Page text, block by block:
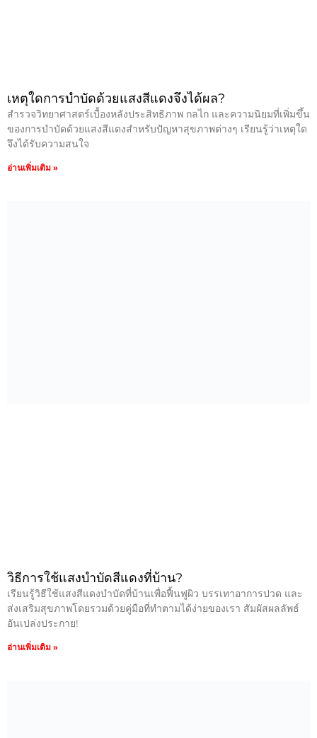
เหตุใดการบำบัดด้วยแสงสีแดงจึงได้ผล?
สำรวจวิทยาศาสตร์เบื้องหลังประสิทธิภาพ กลไก และความนิยมที่เพิ่มขึ้น
ของการบำบัดด้วยแสงสีแดงสำหรับปัญหาสุขภาพต่างๆ เรียนรู้ว่าเหตุใด
จึงได้รับความสนใจ
อ่านเพิ่มเติม »
วิธีการใช้แสงบำบัดสีแดงที่บ้าน?
เรียนรู้วิธีใช้แสงสีแดงบำบัดที่บ้านเพื่อฟื้นฟูผิว บรรเทาอาการปวด และ
ส่งเสริมสุขภาพโดยรวมด้วยคู่มือที่ทำตามได้ง่ายของเรา สัมผัสผลลัพธ์
อันเปล่งประกาย!
อ่านเพิ่มเติม »